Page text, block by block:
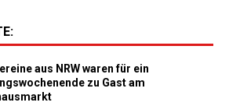
aus NRW waren für ein
zu Gast am